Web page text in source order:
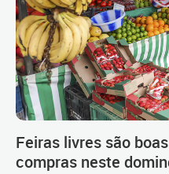
Feiras livres são
compras neste